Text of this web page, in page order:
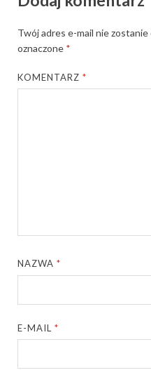
Twój adres e-mail nie
oznaczone *
KOMENTARZ*
NAZWA*
E-MAIL*